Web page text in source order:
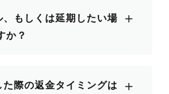
もしくは延期したい場
か？
＋
際の返金タイミングは
＋